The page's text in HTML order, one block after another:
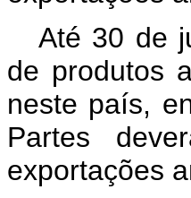
Até 30 de
de produtos
neste país,
Partes
exportações